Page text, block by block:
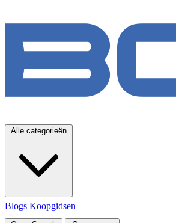
Alle categorieën
Blogs Koopgidsen